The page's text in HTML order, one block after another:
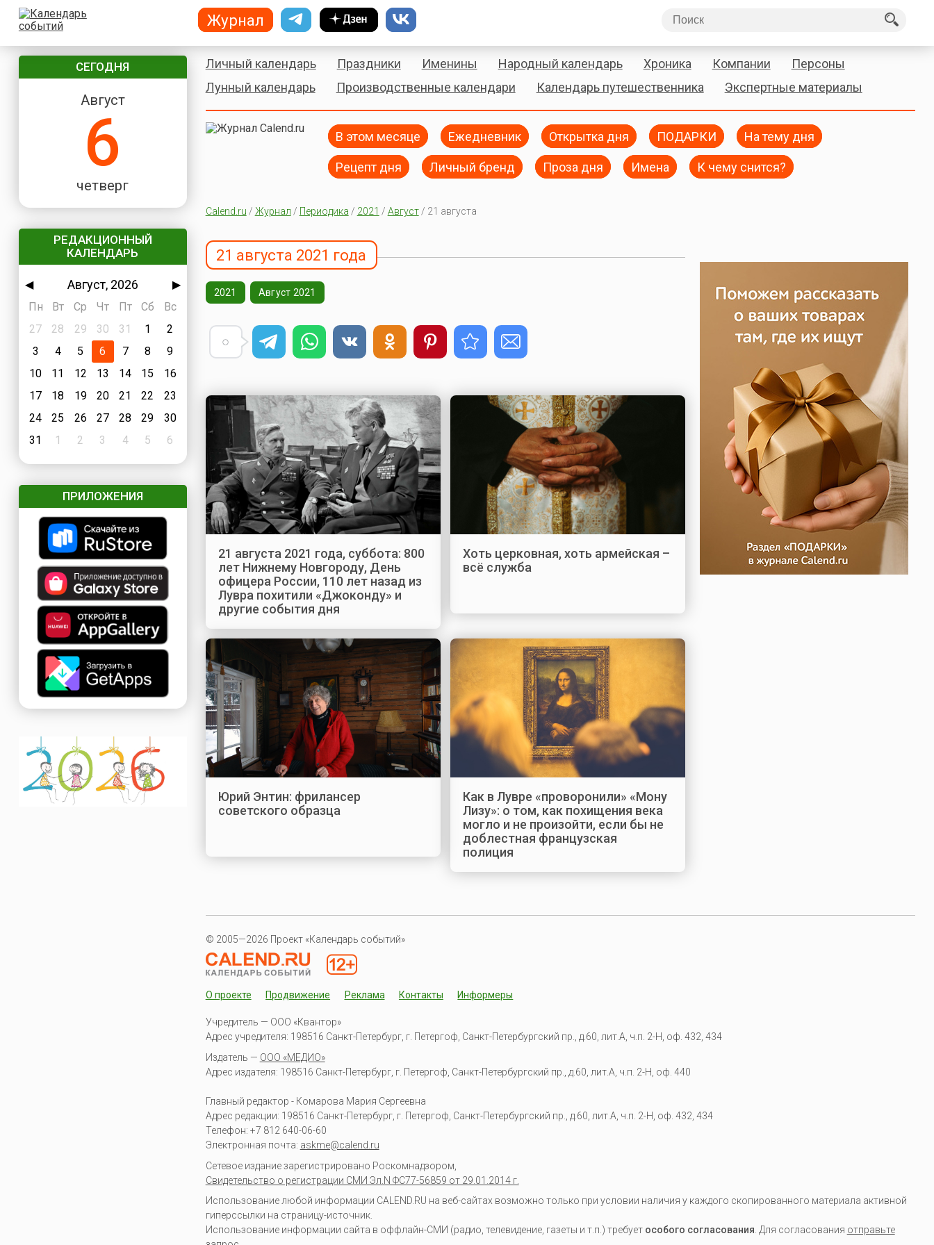
СЕГОДНЯ
Август
6
четверг
РЕДАКЦИОННЫЙ
КАЛЕНДАРЬ
◀ Август, 2026
▶
Пн
Вт Ср Чт Пт Сб
Вс
27
28 29 30 31 1
2
3
4 5 6 7 8
9
10
11 12 13 14 15
16
17
18 19 20 21 22
23
24
25 26 27 28 29
30
31
1 2 3 4 5 6
ПРИЛОЖЕНИЯ
Личный календарь Праздники Именины Народный календарь Хроника Компании
Персоны
Лунный календарь
Производственные календари Календарь путешественника Экспертные материалы
В этом месяце Ежедневник Открытка дня ПОДАРКИ На тему дня
Рецепт дня Личный бренд Проза дня Имена К чему снится?
Calend.ru / Журнал / Периодика / 2021 / Август/ 21 августа
21 августа 2021 года
2021 Август 2021
21 августа 2021 года, суббота: 800
лет Нижнему Новгороду, День
офицера России, 110 лет назад из
Лувра похитили «Джоконду» и
другие события дня
Хоть церковная, хоть армейская –
всё служба
Юрий Энтин: фрилансер
советского образца
Как в Лувре «проворонили» «Мону
Лизу»: о том, как похищения века
могло и не произойти, если бы не
доблестная французская
полиция
© 2005—2026 Проект «Календарь событий»
О проекте Продвижение Реклама Контакты Информеры
Учредитель — ООО «Квантор»
Адрес учредителя: 198516 Санкт-Петербург, г. Петергоф, Санкт-Петербургский пр., д.60, лит.А, ч.п. 2-Н, оф. 432, 434
Издатель — ООО «МЕДИО»
Адрес издателя: 198516 Санкт-Петербург, г. Петергоф, Санкт-Петербургский пр., д.60, лит.А, ч.п. 2-Н, оф. 440
Главный редактор - Комарова Мария Сергеевна
Адрес редакции: 198516 Санкт-Петербург, г. Петергоф Санкт-Петербургский пр., д.60, лит.А, ч.п. 2-Н, оф. 432, 434
Телефон: +7 812 640-06-60
Электронная почта: askme@calend.ru
Сетевое издание зарегистрировано Роскомнадзором,
Свидетельство о регистрации СМИ Эл.N ФС77-56859 от 29.01.2014 г.
Использование любой информации CALEND.RU на веб-сайтах возможно только при условии наличия у каждого скопированного материала активной
гиперссылки на страницу-источник.
Использование информации сайта в оффлайн-СМИ (радио, телевидение, газеты и т.п.) требует особого согласования. Для согласования отправьте
Журнал